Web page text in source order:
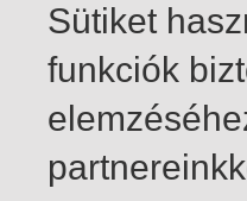
Sütiket
funkciók